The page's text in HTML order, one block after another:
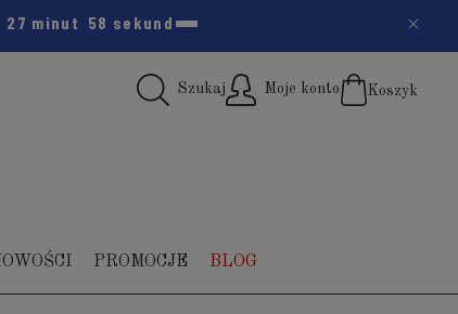
27 minut 57 sekund
Szukaj Moje konto Koszyk
PROMOCJE BLOG